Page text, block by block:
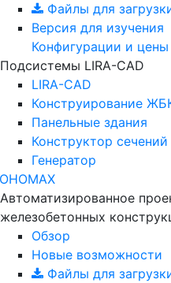
Файлы для
Версия для изучения
Конфигурации и цены
Подсистемы LIRA-CAD
LIRA-CAD
Конструирование
Панельные здания
Конструктор сечений
Генератор
Автоматизированное
железобетонных
Обзор
Новые возможности
Файлы для